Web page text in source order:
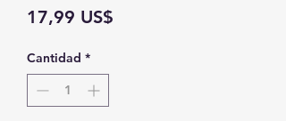
17,99 US$
Cantidad *